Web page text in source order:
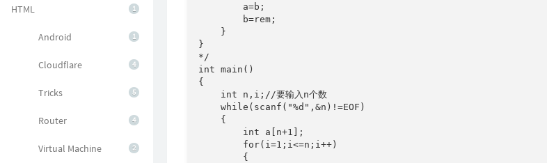
1
HTML
1
Android
4
Cloudflare
5
Tricks
4
Router
2
Virtual Machine
        a=b;
        b=rem;
    }
}
*/
int main()
{
    int n,i;//要输入n个数
    while(scanf("%d",&n)!=EOF)
    {
        int a[n+1];
        for(i=1;i<=n;i++)
        {